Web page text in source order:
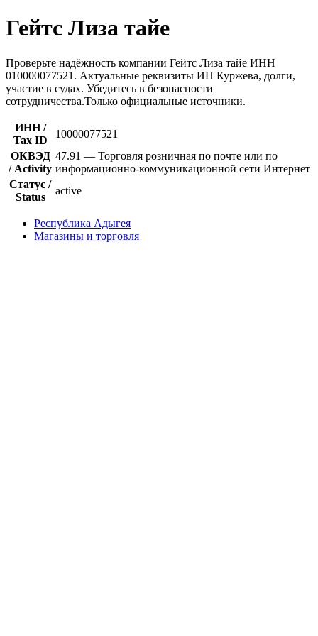
Гейтс Лиза тайе
Проверьте надёжность компании Гейтс Лиза тайе ИНН
010000077521. Актуальные реквизиты ИП Куржева, долги,
участие в судах. Убедитесь в безопасности
сотрудничества.Только официальные источники.
ИНН /
Tax ID
10000077521
ОКВЭД
/ Activity
47.91 — Торговля розничная по почте или по
информационно-коммуникационной сети Интернет
Статус /
Status
active
Республика Адыгея
Магазины и торговля